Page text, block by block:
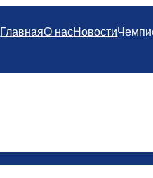
ГлавнаяО насНовости